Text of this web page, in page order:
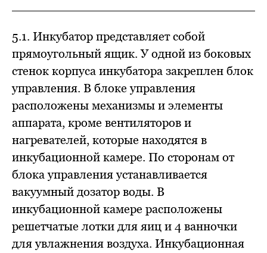
5.1. Инкубатор представляет собой
прямоугольный ящик. У одной из боковых
стенок корпуса инкубатора закреплен блок
управления. В блоке управления
расположены механизмы и элементы
аппарата, кроме вентиляторов и
нагревателей, которые находятся в
инкубационной камере. По сторонам от
блока управления устанавливается
вакуумный дозатор воды. В
инкубационной камере расположены
решетчатые лотки для яиц и 4 ванночки
для увлажнения воздуха. Инкубационная